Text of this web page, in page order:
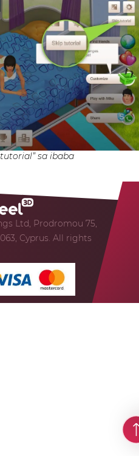
sa ibaba
Ltd, Prodromou 75,
Cyprus. All rights